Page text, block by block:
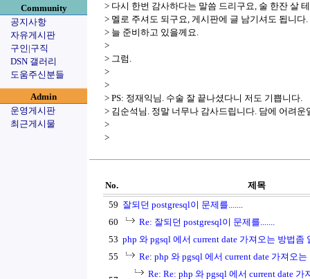
Community
공지사항
자유게시판
구인|구직
DSN 갤러리
도움주신분들
Admin
운영게시판
최근게시물
> 다시 한번 감사하다는 말씀 드리구요, 술 한잔 살
> 멜로 주셔도 되구요, 게시판에 글 남기셔도 됩니다.
> 늘 준비하고 있을께요.
>
> 그럼.
>
>
> PS: 정재익님. 수술 잘 끝나셨다니 저도 기쁩니다.
> 김순석님. 정말 너무나 감사드립니다. 담에 어려
>
>
No.
제목
59 잘되던 postgresql이 문제를.......
60
Re: 잘되던 postgresql이 문제를.......
53 php 와 pgsql 에서 current date 가져오는 방법좀
55
Re: php 와 pgsql 에서 current date 가져오
Re: Re: php 와 pgsql 에서 current date